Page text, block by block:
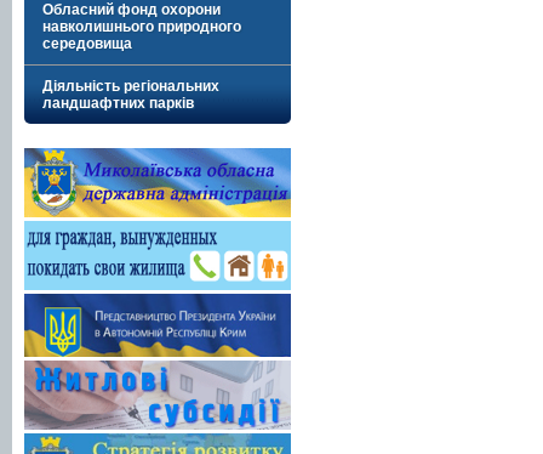
Обласний фонд охорони
навколишнього природного
середовища
Діяльність регіональних
ландшафтних парків